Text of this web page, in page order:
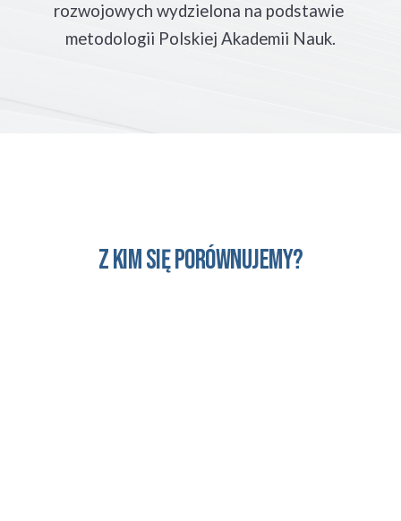
rozwojowych wydzielona na podstawie
metodologii Polskiej Akademii Nauk.
Z kim się porównujemy?